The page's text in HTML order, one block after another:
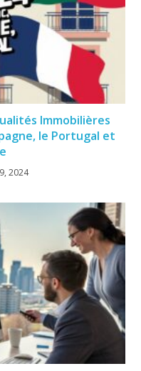
Immobilières
le Portugal et
2024